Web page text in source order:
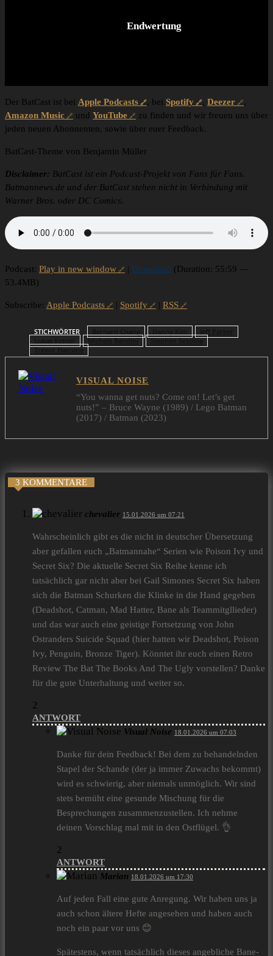
Endwertung
Der BatCast ist bei Apple Podcasts , bei Spotify , Deezer
,
Amazon Music
und YouTube
zu finden und wir freuen uns über
jeden neuen Abonnenten, sowie über euer Feedback.
BatCast-Theme von Benjamin Müller
Disclaimer: BatCast ist ein Podcast-Projekt von Fans für Fans.
Batmannews.de und der BatCast stehen nicht in Verbindung mit
Warner Bros. oder DC Comics.
Podcast: Play in new window | Download (Duration: 55:59 —
53.4MB)
Subscribe: Apple Podcasts | Spotify | RSS
STICHWÖRTER
Michele Bandini
Stephen Segovia
Trevor Hairsine
VISUAL NOISE
“You wanna get nuts? Come on! Let’s get
nuts!” – Bruce Wayne (1989) / Lego Batman
(2017) / Batman (2023)
3 KOMMENTARE
chevalier 15.01.2026 um 07:21
Wahrscheinlich gibt es die nicht in deutscher Übersetzung
aber gefallen euch „Batmannahe“ Serien wie Poison Ivy und
Secret Six? Die aktuelle Secret Six Reihe kenne ich
tatsächlich gar nicht aber bei Gail Simones Secret Six haben
sich die Batman Schurken die Klinke in die Hand gegeben
(Deadshot, Catman, Mad Hatter, Bane als Teammitgllieder)
und das war auch eine geistige Fortsetzung von John
Ostranders Suicide Squad (hier hatten wir Deadshot, Poison
Ivy, Penguin, Bronze Tiger). Könntet ihr euch einen Retro
Review The Bat The Books And The Ugly vorstellen? Danke
für die gute Unterhaltung und weiter so.
2
ANTWORT
Visual Noise 18.01.2026 um 07:03
Danke für dein Feedback! Bei dem zu behandelnden
Stapel der Schande (der ja immer Zuwachs bekommt)
wird es schwierig, aber niemals unmöglich. Wir sind
stets bemüht eine gesunde Mischung für die
Besprechungen zusammenzustellen. Ich nehme
deinen Vorschlag mal mit in den Ostflügel. 👌
2
ANTWORT
Marian 18.01.2026 um 17:30
Auf jeden Fall eine gute Anregung. Wir haben uns ja
auch schon ältere Hefte angesehen und haben auch
noch ein paar vor uns 😊
Spätestens, wenn tatsächlich dieses angebliche Bane-